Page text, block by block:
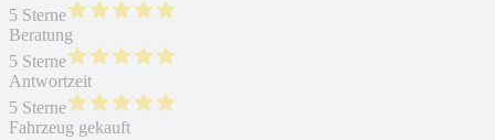
5 Sterne
Beratung
5 Sterne
Antwortzeit
5 Sterne
Fahrzeug gekauft